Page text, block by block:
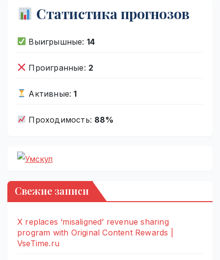
Статистика прогнозов
Выигрышные: 14
Проигранные: 2
Активные:1
Проходимость: 88%
Свежие записи
X replaces ‘misaligned’ revenue sharing
program with Original Content Rewards |
VseTime.ru